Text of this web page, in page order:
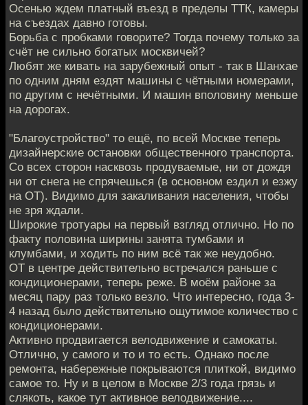
Осенью ждем платный въезд в пределы ТТК, камеры
на съездах давно готовы.
Борьба с пробками говорите? Тогда почему только за
счёт не сильно богатых москвичей?
Любят же кивать на зарубежный опыт - так в Шанхае
по одним дням ездят машины с чётными номерами,
по другим с нечётными. И машин вполовину меньше
на дорогах.
"Благоустройство" то ещё, по всей Москве теперь
дизайнерские остановки общественного транспорта.
Со всех сторон насквозь продуваемые, ни от дождя
ни от снега не спрячешься (в основном ездил и езжу
на ОТ). Видимо для закаливания населения, чтобы
не зря ждали.
Широкие тротуары на первый взгляд отлично. Но по
факту половина ширины занята тумбами и
клумбами, и ходить по ним всё так же неудобно.
ОТ в центре действительно встречался раньше с
кондиционерами, теперь реже. В моём районе за
месяц пару раз только везло. Что интересно, года 3-
4 назад было действительно ощутимое количество с
кондиционерами.
Активно продвигается велодвижение и самокаты.
Отлично, у самого и то и то есть. Однако после
ремонта, набережные покрываются плиткой, видимо
самое то. Ну и в целом в Москве 2/3 года грязь и
слякоть, какое тут активное велодвижение....